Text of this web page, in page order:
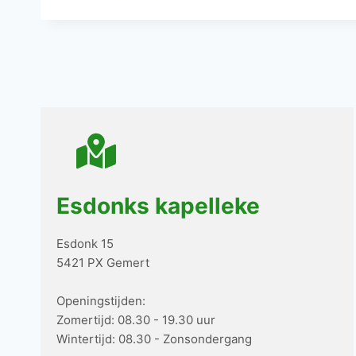
Esdonks kapelleke
Esdonk 15
5421 PX Gemert
Openingstijden:
Zomertijd: 08.30 - 19.30 uur
Wintertijd: 08.30 - Zonsondergang